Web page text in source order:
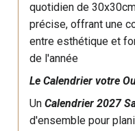
quotidien de
précise, offrant une
entre esthétique et
de l'année
Le Calendrier votre
UnCalendrier 2027
d'ensemble pour